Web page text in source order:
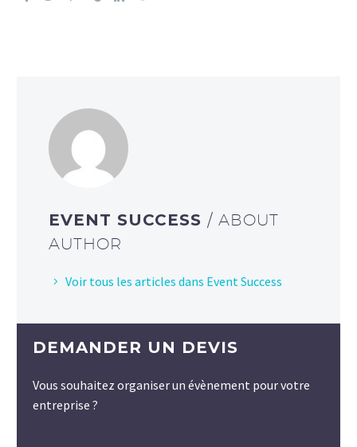
EVENT SUCCESS / ABOUT
AUTHOR
Voir tous les articles dans Event Success
DEMANDER UN DEVIS
Vous souhaitez organiser un évènement pour votre
entreprise ?